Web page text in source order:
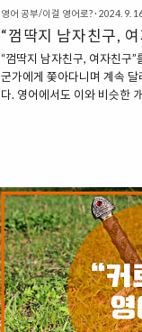
영어 공부/이걸 영어로?· 2024. 9.
“껌딱지 남자친구,
“껌딱지 남자친구, 여자친구
군가에게 쫓아다니며 계속
다. 영어에서도 이와 비슷한
지처럼 붙어 있다.)“He is
상 핸드폰에 붙어 있다.) 2.
람에게 집착하거나 계속 붙어